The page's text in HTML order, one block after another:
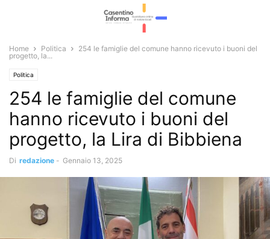
Home Politica
254 le famiglie del comune hanno ricevuto i buoni del
progetto, la...
Politica
254 le famiglie del comune
hanno ricevuto i buoni del
progetto, la Lira di Bibbiena
Di redazione - Gennaio 13, 2025